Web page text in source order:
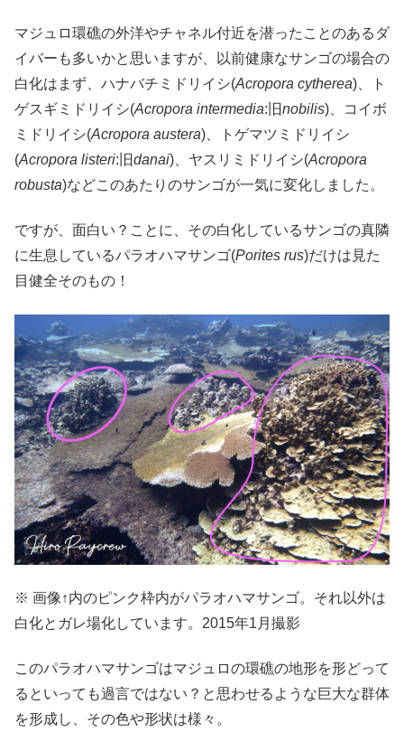
マジュロ環礁の外洋やチャネル付近を潜ったことのあるダ
イバーも多いかと思いますが、以前健康なサンゴの場合の
白化はまず、ハナバチミドリイシ(Acropora cytherea)、ト
ゲスギミドリイシ(Acropora intermedia:旧nobilis)、コイボ
ミドリイシ(Acropora austera)、トゲマツミドリイシ
(Acropora listeri:旧danai)、ヤスリミドリイシ(Acropora
robusta)などこのあたりのサンゴが一気に変化しました。
ですが、面白い？ことに、その白化しているサンゴの真隣
に生息しているパラオハマサンゴ(Porites rus)だけは見た
目健全そのもの！
※ 画像↑内のピンク枠内がパラオハマサンゴ。それ以外は
白化とガレ場化しています。2015年1月撮影
このパラオハマサンゴはマジュロの環礁の地形を形どって
るといっても過言ではない？と思わせるような巨大な群体
を形成し、その色や形状は様々。